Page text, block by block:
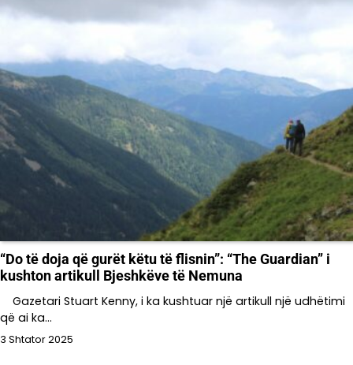
“Do të doja që gurët këtu të flisnin”: ‘‘The Guardian’’ i
kushton artikull Bjeshkëve të Nemuna
Gazetari Stuart Kenny, i ka kushtuar një artikull një udhëtimi
që ai ka…
3 Shtator 2025